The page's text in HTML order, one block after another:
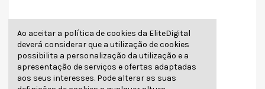
Ao aceitar a política de cookies da EliteDigital
deverá considerar que a utilização de cookies
possibilita a personalização da utilização e a
apresentação de serviços e ofertas adaptadas
aos seus interesses. Pode alterar as suas